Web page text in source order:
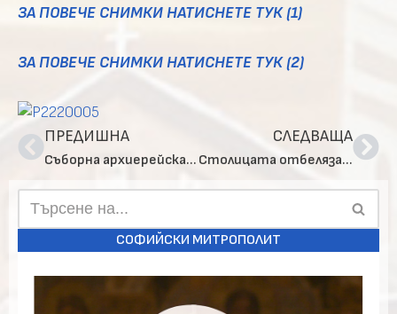
ЗА ПОВЕЧЕ СНИМКИ НАТИСНЕТЕ ТУК (1)
ЗА ПОВЕЧЕ СНИМКИ НАТИСНЕТЕ ТУК (2)
ПРЕДИШНА
Съборна архиерейска Литургия в чест на св. Поликарп, епископ Смирненски
СЛЕДВАЩА
Столицата отбеляза 151 години от гибелта на йеродякон Игнатий – Васил Левски
СОФИЙСКИ МИТРОПОЛИТ